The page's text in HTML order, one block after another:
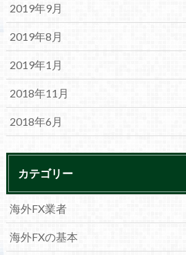
2019年9月
2019年8月
2019年1月
2018年11月
2018年6月
カテゴリー
海外FX業者
海外FXの基本